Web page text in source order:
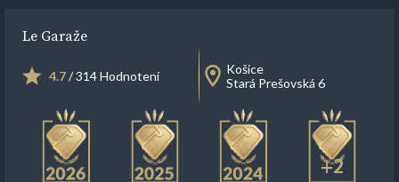
Le Garaže
4.7/ 314 Hodnotení
Košice
Stará Prešovská 6
+2